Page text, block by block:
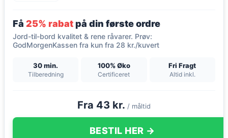
Få 25% rabatpå din første ordre
Jord-til-bord kvalitet & rene råvarer. Prøv:
GodMorgenKassen fra kun fra 28 kr./kuvert
30 min.
Tilberedning
100% Øko
Certificeret
Fri Fragt
Altid inkl.
Fra 43 kr. / måltid
BESTIL HER →